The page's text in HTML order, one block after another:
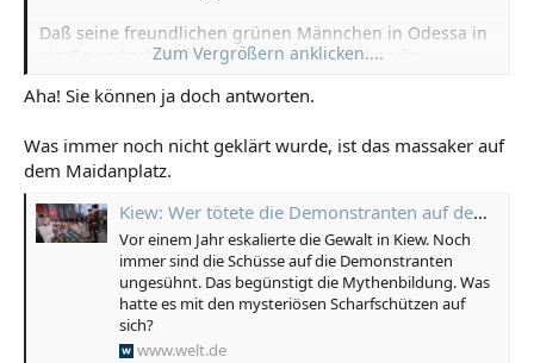
Daß seine freundlichen grünen Männchen in Odessa in
ein Gewerkschaftshaus getrieben und lebendig
offenbar immer noch gewaltig.
Es war nicht seine letzte böse Überraschung in der
Ukraine.
„Ich verlasse mich sehr auf dich“: ein Telefonat zwischen Macron und Putin im Wortlaut
Wladimir Putin und Emmanuel Macron pflegten
stets regelmäßigen Kontakt und einen direkten
Umgang. Bisher unterlagen die Gespräche der
beiden immer der Geheimhaltung – nun ist ein
Mitschnitt eines Telefonats im Februar
Zum Vergrößern anklicken....
Aha! Sie können ja doch antworten.
Was immer noch nicht geklärt wurde, ist das massaker auf
dem Maidanplatz.
Kiew: Wer tötete die Demonstranten auf dem Maidan Platz - WELT
Vor einem Jahr eskalierte die Gewalt in Kiew. Noch
immer sind die Schüsse auf die Demonstranten
ungesühnt. Das begünstigt die Mythenbildung. Was
hatte es mit den mysteriösen Scharfschützen auf
sich?
www.welt.de